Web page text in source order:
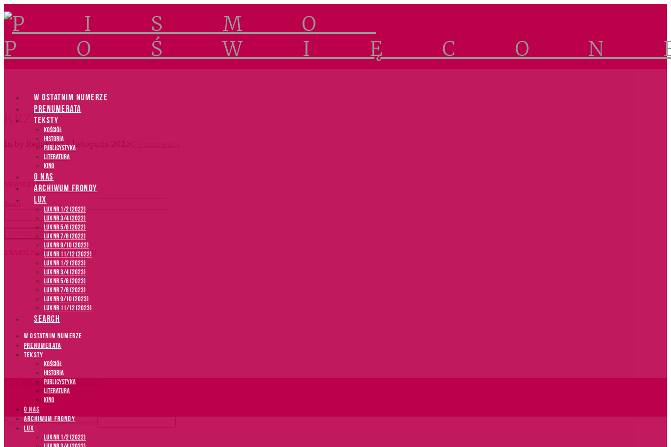
W OSTATNIM NUMERZE
PRENUMERATA
TEKSTY
Kościół
Historia
Publicystyka
Literatura
Kino
O NAS
ARCHIWUM FRONDY
LUX
LUX NR 1/2 (2022)
LUX NR 3/4 (2022)
LUX NR 5/6 (2022)
LUX NR 7/8 (2022)
LUX nr 9/10 (2022)
LUX NR 11/12 (2022)
LUX NR 1/2 (2023)
LUX NR 3/4 (2023)
LUX NR 5/6 (2023)
LUX NR 7/8 (2023)
LUX NR 9/10 (2023)
LUX NR 11/12 (2023)
SEARCH
W OSTATNIM NUMERZE
PRENUMERATA
TEKSTY
Kościół
Historia
Publicystyka
Literatura
Kino
O NAS
ARCHIWUM FRONDY
LUX
LUX NR 1/2 (2022)
KRZYŻ
In by Redakcja12 listopada 2015
NEWSLETTER
Email*
ZNAJDŹ NAS NA FACEBOOKU:
LUX.wydawnictwofronda.pl
Type and Press “enter” to Search